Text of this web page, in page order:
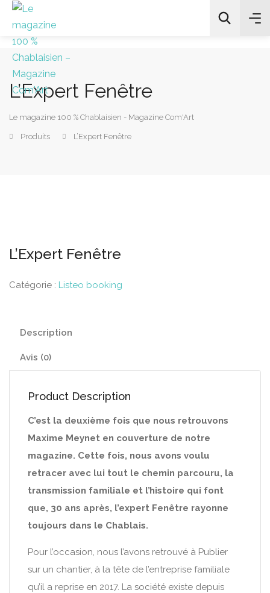
All Categories
L’Expert Fenêtre
Le magazine 100 % Chablaisien - Magazine Com'Art
Produits L’Expert Fenêtre
L’Expert Fenêtre
Catégorie : Listeo booking
Description
Avis (0)
Product Description
C’est la deuxième fois que nous retrouvons
Maxime Meynet en couverture de notre
magazine. Cette fois, nous avons voulu
retracer avec lui tout le chemin parcouru, la
transmission familiale et l’histoire qui font
que, 30 ans après, l’expert Fenêtre rayonne
toujours dans le Chablais.
Pour l’occasion, nous l’avons retrouvé à Publier
sur un chantier, à la tête de l’entreprise familiale
qu’il a reprise en 2017. La société existe depuis